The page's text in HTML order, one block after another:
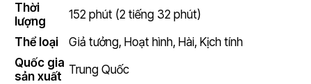
Thời
lượng
152 phút (2 tiếng 32 phút)
Thể loại
Giả tưởng, Hoạt hình, Hài, Kịch tính
Quốc gia
sản xuất Trung Quốc